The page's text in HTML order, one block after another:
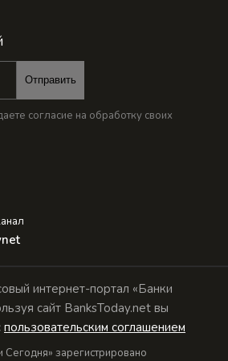
Отправить
согласие на обработку своих
интернет-портал «Банки
сайт BanksToday.net вы
пользовательским соглашением
зарегистрировано